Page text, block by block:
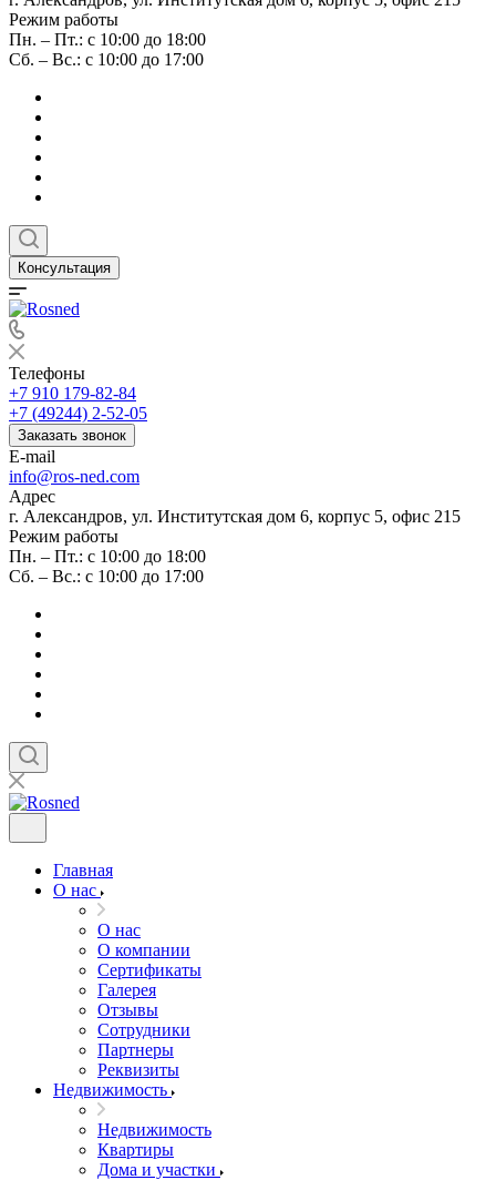
Режим работы
Пн. – Пт.: с 10:00 до 18:00
Сб. – Вс.: с 10:00 до 17:00
Консультация
Телефоны
+7 910 179-82-84
+7 (49244) 2-52-05
Заказать звонок
E-mail
info@ros-ned.com
Адрес
г. Александров, ул. Институтская дом 6, корпус 5, офис 215
Режим работы
Пн. – Пт.: с 10:00 до 18:00
Сб. – Вс.: с 10:00 до 17:00
Главная
О нас
О нас
О компании
Сертификаты
Галерея
Отзывы
Сотрудники
Партнеры
Реквизиты
Недвижимость
Недвижимость
Квартиры
Дома и участки